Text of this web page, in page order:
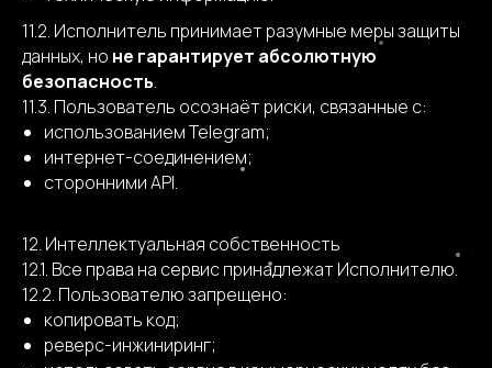
11.2. Исполнитель принимает разумные меры защиты
данных, но не гарантирует абсолютную
безопасность.
11.3. Пользователь осознаёт риски, связанные с:
использованием Telegram;
интернет-соединением;
сторонними API.
12. Интеллектуальная собственность
12.1. Все права на сервис принадлежат Исполнителю.
12.2. Пользователю запрещено:
копировать код;
реверс-инжиниринг;